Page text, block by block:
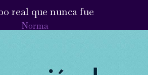
real que nunca fue
Norma